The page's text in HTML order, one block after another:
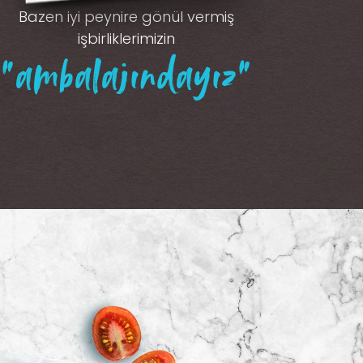
Bazen iyi peynire gönül vermiş
işbirliklerimizin
“ambalajındayız”